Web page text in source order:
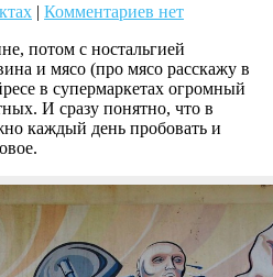
| Комментариев нет
потом с ностальгией
и мясо (про мясо расскажу в
в супермаркетах огромный
И сразу понятно, что в
каждый день пробовать и